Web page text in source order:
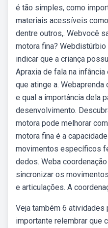
é tão simples, como
materiais acessíveis
dentre outros,. Webvocê
motora fina?
indicar que a criança
Apraxia de fala na
que atinge a.
e qual a importância dela
desenvolvimento.
motora pode melhorar
motora fina é a
movimentos específicos
dedos. Weba
sincronizar os
e articulações. A
Veja também 6 atividades
importante relembrar que